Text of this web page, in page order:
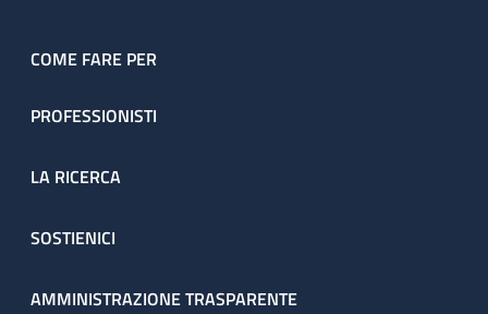
COME FARE PER
PROFESSIONISTI
LA RICERCA
SOSTIENICI
AMMINISTRAZIONE TRASPARENTE